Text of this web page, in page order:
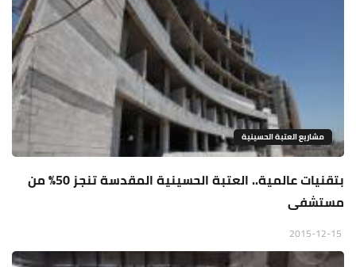
مشاريع العتبة الحسينية
بتقنيات عالمية.. العتبة الحسينية المقدسة تنجز 50% من
مستشفى